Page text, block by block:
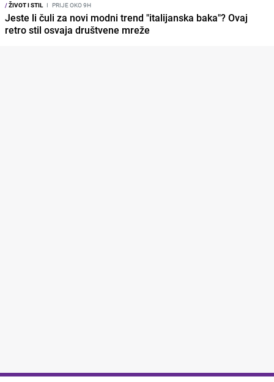
/ŽIVOT I STIL I PRIJE OKO 9H
Jeste li čuli za novi modni trend "italijanska baka"? Ovaj
retro stil osvaja društvene mreže